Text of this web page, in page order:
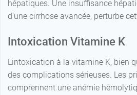
hépatiques. Une insuffisance
d'une cirrhose avancée, perturbe
Intoxication Vitamine K
L'intoxication à la vitamine K, bien
des complications sérieuses. Les
comprennent une anémie